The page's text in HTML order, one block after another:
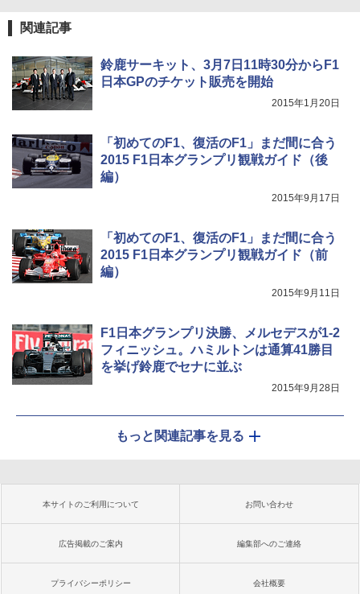
関連記事
鈴鹿サーキット、3月7日11時30分からF1
日本GPのチケット販売を開始
2015年1月20日
「初めてのF1、復活のF1」まだ間に合う
2015 F1日本グランプリ観戦ガイド（後
編）
2015年9月17日
「初めてのF1、復活のF1」まだ間に合う
2015 F1日本グランプリ観戦ガイド（前
編）
2015年9月11日
F1日本グランプリ決勝、メルセデスが1-2
フィニッシュ。ハミルトンは通算41勝目
を挙げ鈴鹿でセナに並ぶ
2015年9月28日
もっと関連記事を見る
本サイトのご利用について お問い合わせ
広告掲載のご案内 編集部へのご連絡
プライバシーポリシー 会社概要